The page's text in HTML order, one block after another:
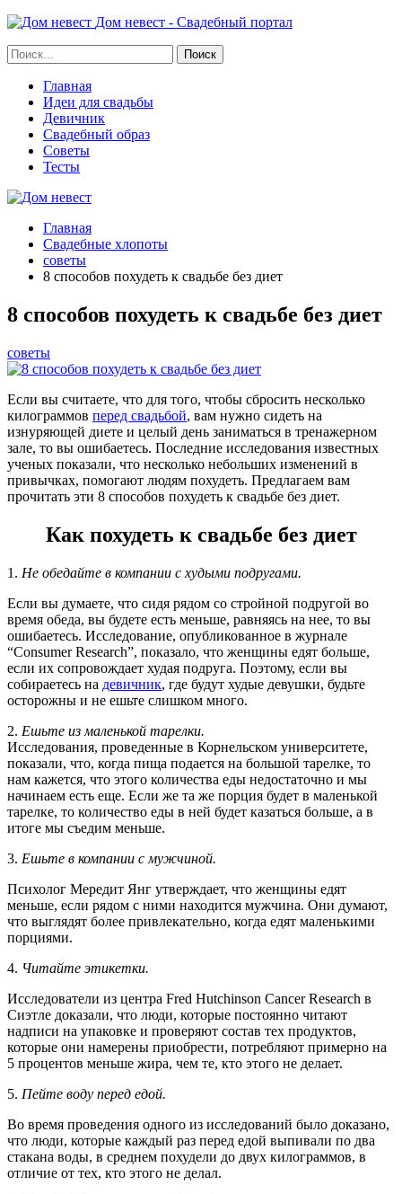
Дом невест - Свадебный портал
Главная
Идеи для свадьбы
Девичник
Свадебный образ
Советы
Тесты
Главная
Свадебные хлопоты
советы
8 способов похудеть к свадьбе без диет
8 способов похудеть к свадьбе без диет
советы
Если вы считаете, что для того, чтобы сбросить несколько
килограммов перед свадьбой, вам нужно сидеть на
изнуряющей диете и целый день заниматься в тренажерном
зале, то вы ошибаетесь. Последние исследования известных
ученых показали, что несколько небольших изменений в
привычках, помогают людям похудеть. Предлагаем вам
прочитать эти 8 способов похудеть к свадьбе без диет.
Как похудеть к свадьбе без диет
1. Не обедайте в компании с худыми подругами.
Если вы думаете, что сидя рядом со стройной подругой во
время обеда, вы будете есть меньше, равняясь на нее, то вы
ошибаетесь. Исследование, опубликованное в журнале
“Consumer Research”, показало, что женщины едят больше,
если их сопровождает худая подруга. Поэтому, если вы
собираетесь на девичник, где будут худые девушки, будьте
осторожны и не ешьте слишком много.
2. Ешьте из маленькой тарелки.
Исследования, проведенные в Корнельском университете,
показали, что, когда пища подается на большой тарелке, то
нам кажется, что этого количества еды недостаточно и мы
начинаем есть еще. Если же та же порция будет в маленькой
тарелке, то количество еды в ней будет казаться больше, а в
итоге мы съедим меньше.
3. Ешьте в компании с мужчиной.
Психолог Мередит Янг утверждает, что женщины едят
меньше, если рядом с ними находится мужчина. Они думают,
что выглядят более привлекательно, когда едят маленькими
порциями.
4. Читайте этикетки.
Исследователи из центра Fred Hutchinson Cancer Research в
Сиэтле доказали, что люди, которые постоянно читают
надписи на упаковке и проверяют состав тех продуктов,
которые они намерены приобрести, потребляют примерно на
5 процентов меньше жира, чем те, кто этого не делает.
5. Пейте воду перед едой.
Во время проведения одного из исследований было доказано,
что люди, которые каждый раз перед едой выпивали по два
стакана воды, в среднем похудели до двух килограммов, в
отличие от тех, кто этого не делал.